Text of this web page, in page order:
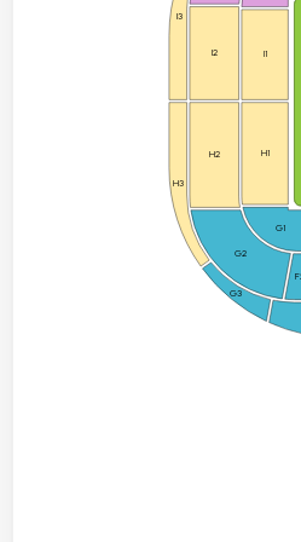
G1
G2
G3
H1
I3
H3
I1
H2
I2